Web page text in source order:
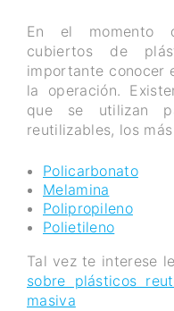
En el momento
cubiertos de
importante conocer
la operación.
que se utilizan
reutilizables, los
Policarbonato
Melamina
Polipropileno
Polietileno
Tal vez te interese
sobre plásticos
masiva